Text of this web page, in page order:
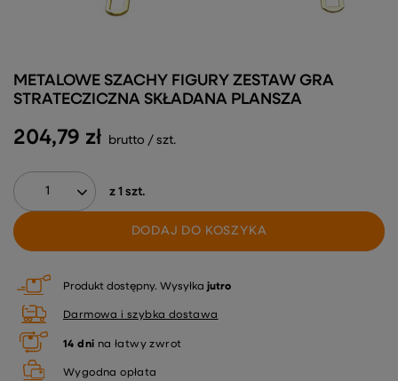
204,79 zł brutto / szt.
z 1 szt.
DODAJ DO KOSZYKA
METALOWE SZACHY FIGURY ZESTAW GRA
STRATECZICZNA SKŁADANA PLANSZA
Produkt dostępny Wysyłka jutro
Darmowa i szybka dostawa
14 dni na łatwy zwrot
Wygodna opłata